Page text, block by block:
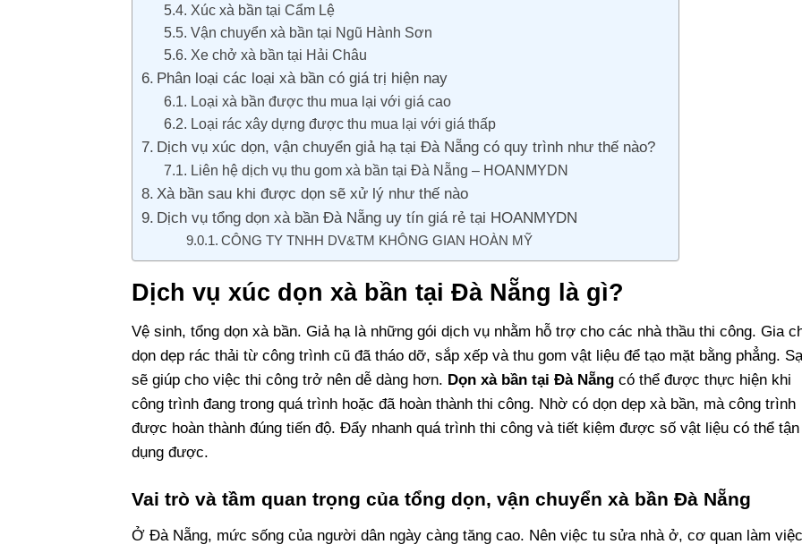
Xúc xà bần tại Cẩm Lệ
Vận chuyển xà bần tại Ngũ Hành Sơn
Xe chở xà bần tại Hải Châu
Phân loại các loại xà bần có giá trị hiện nay
Loại xà bần được thu mua lại với giá cao
Loại rác xây dựng được thu mua lại với giá thấp
Dịch vụ xúc dọn, vận chuyển giả hạ tại Đà Nẵng có quy trình như thế nào?
​Liên hệ dịch vụ thu gom xà bần tại Đà Nẵng – HOANMYDN
Xà bần sau khi được dọn sẽ xử lý như thế nào
Dịch vụ tổng dọn xà bần Đà Nẵng uy tín giá rẻ tại HOANMYDN
CÔNG TY TNHH DV&TM KHÔNG GIAN HOÀN MỸ
Dịch vụ xúc dọn xà bần tại Đà Nẵng là gì?
Vệ sinh, tổng dọn xà bần. Giả hạ là những gói dịch vụ nhằm hỗ trợ cho các nhà thầu thi công. Gia
dọn dẹp rác thải từ công trình cũ đã tháo dỡ, sắp xếp và thu gom vật liệu để tạo mặt bằng phẳng.
sẽ giúp cho việc thi công trở nên dễ dàng hơn. Dọn xà bần tại Đà Nẵng có thể được thực hiện khi
công trình đang trong quá trình hoặc đã hoàn thành thi công. Nhờ có dọn dẹp xà bần, mà công trình
được hoàn thành đúng tiến độ. Đẩy nhanh quá trình thi công và tiết kiệm được số vật liệu có thể tận
dụng được.
Vai trò và tầm quan trọng của tổng dọn, vận chuyển xà bần Đà Nẵng
Ở Đà Nẵng, mức sống của người dân ngày càng tăng cao. Nên việc tu sửa nhà ở, cơ quan làm việc